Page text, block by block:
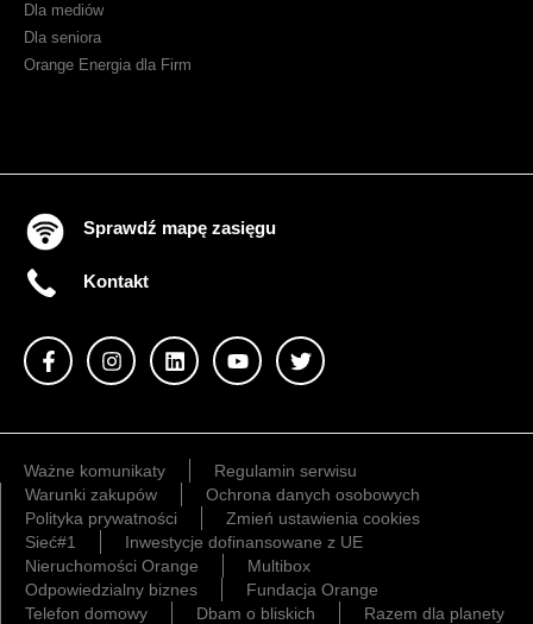
Dla mediów
Dla seniora
Orange Energia dla Firm
Sprawdź mapę zasięgu
Kontakt
Ważne komunikaty
Regulamin serwisu
Warunki zakupów
Ochrona danych osobowych
Polityka prywatności
Zmień ustawienia cookies
Sieć#1
Inwestycje dofinansowane z UE
Nieruchomości Orange
Multibox
Odpowiedzialny biznes
Fundacja Orange
Telefon domowy
Dbam o bliskich Razem dla planety